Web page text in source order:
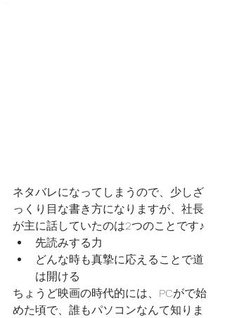
ネタバレになってしまうので、少しざ
っくり目な書き方になりますが、社長
が主に話していたのは2つのことです♪
先読みする力
どんな時も真摯に応えることで道
は開ける
ちょうど映画の時代的には、PCがで始
めた頃で、誰もパソコンなんて知りま